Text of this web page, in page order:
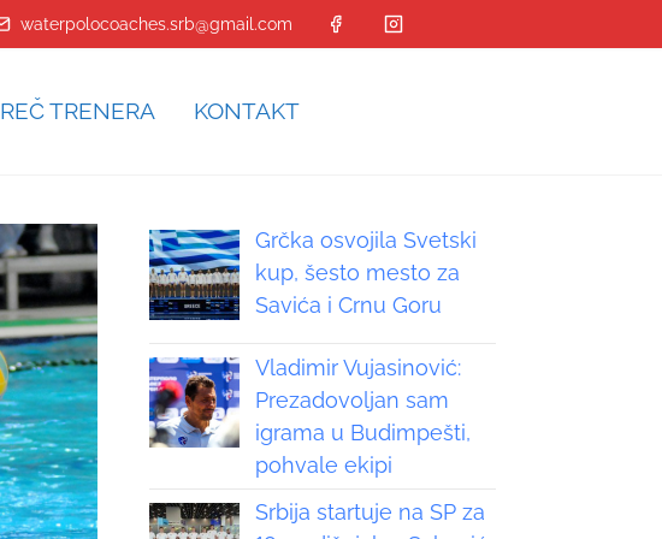
waterpolocoaches.srb@gmail.com
REČ TRENERA KONTAKT
Grčka osvojila Svetski
kup, šesto mesto za
Savića i Crnu Goru
Vladimir Vujasinović:
Prezadovoljan sam
igrama u Budimpešti,
pohvale ekipi
Srbija startuje na SP za